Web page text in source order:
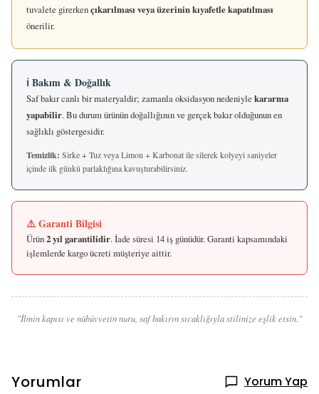
tuvalete girerkençıkarılması veya üzerinin kıyafetle kapatılması
önerilir.
ℹ️ Bakım & Doğallık
Saf bakır canlı bir materyaldir; zamanla oksidasyon nedeniyle kararma
yapabilir. Bu durum ürünün doğallığının ve gerçek bakır olduğunun en
sağlıklı göstergesidir.
Temizlik: Sirke + Tuz veya Limon + Karbonat ile silerek kolyeyi saniyeler
içinde ilk günkü parlaklığına kavuşturabilirsiniz.
⚠️ Garanti Bilgisi
Ürün2 yıl garantilidir. İade süresi 14 iş günüdür. Garanti kapsamındaki
işlemlerde kargo ücreti müşteriye aittir.
"İlmin kapısı ve nübüvvetin nuru, saf bakırın sıcaklığıyla stilinize eşlik etsin."
Yorumlar Yorum Yap